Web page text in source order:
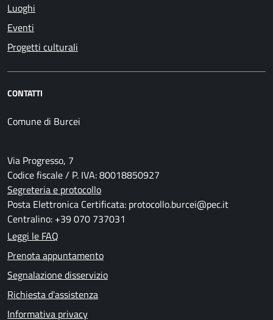
Luoghi
Eventi
Progetti culturali
CONTATTI
Comune di Burcei
Via Progresso, 7
Codice fiscale / P. IVA: 80018850927
Segreteria e protocollo
Posta Elettronica Certificata: protocollo.burcei@pec.it
Centralino: +39 070 737031
Leggi le FAQ
Prenota appuntamento
Segnalazione disservizio
Richiesta d'assistenza
Informativa privacy